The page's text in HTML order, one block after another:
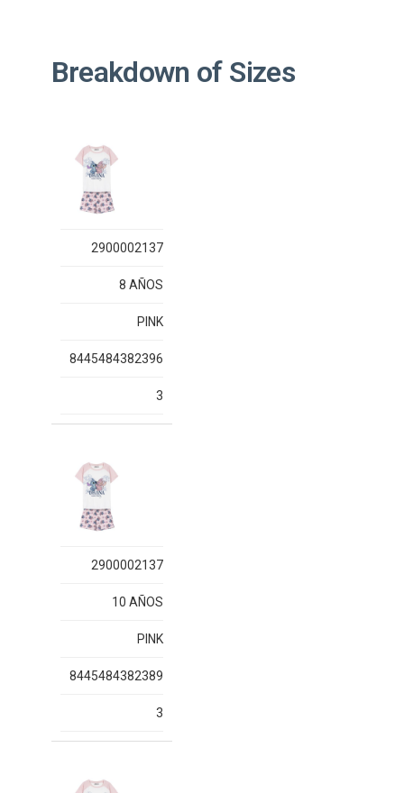
Breakdown of Sizes
2900002137
8 AÑOS
PINK
8445484382396
3
2900002137
10 AÑOS
PINK
8445484382389
3